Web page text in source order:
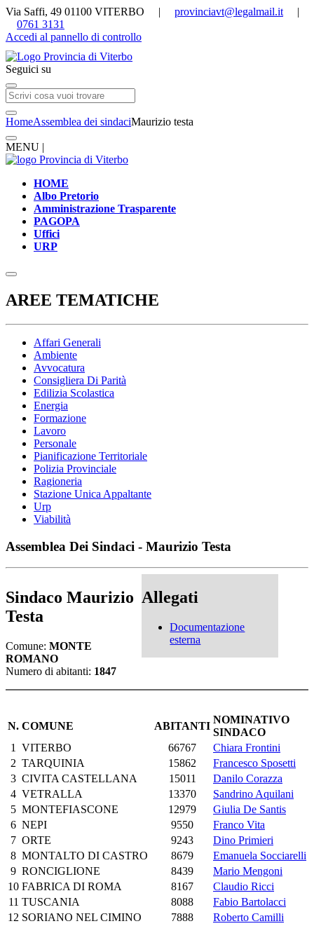
Via Saffi, 49 01100 VITERBO | provinciavt@legalmail.it |
0761 3131
Accedi al pannello di controllo
Seguici su
HomeAssemblea dei sindaciMaurizio testa
MENU |
HOME
Albo Pretorio
Amministrazione Trasparente
PAGOPA
Uffici
URP
AREE TEMATICHE
Affari Generali
Ambiente
Avvocatura
Consigliera Di Parità
Edilizia Scolastica
Energia
Formazione
Lavoro
Personale
Pianificazione Territoriale
Polizia Provinciale
Ragioneria
Stazione Unica Appaltante
Urp
Viabilità
Assemblea Dei Sindaci - Maurizio Testa
Sindaco Maurizio
Testa
Comune: MONTE
ROMANO
Numero di abitanti: 1847
Allegati
Documentazione
esterna
N. COMUNE ABITANTI
NOMINATIVO
SINDACO
1
VITERBO 66767
Chiara Frontini
2 TARQUINIA 15862
Francesco Sposetti
3 CIVITA CASTELLANA 15011
Danilo Corazza
4 VETRALLA 13370
Sandrino Aquilani
5 MONTEFIASCONE 12979
Giulia De Santis
6 NEPI 9550
Franco Vita
7 ORTE 9243
Dino Primieri
8 MONTALTO DI CASTRO 8679
Emanuela Socciarelli
9 RONCIGLIONE 8439
Mario Mengoni
10 FABRICA DI ROMA 8167
Claudio Ricci
11 TUSCANIA 8088
Fabio Bartolacci
12 SORIANO NEL CIMINO 7888
Roberto Camilli